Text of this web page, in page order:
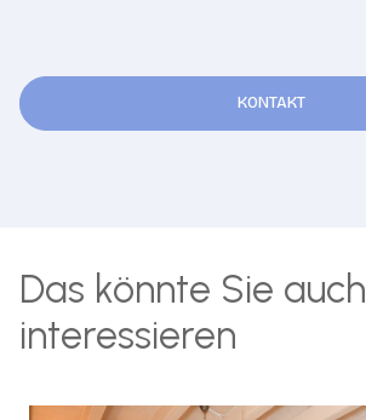
KONTAKT
Das könnte Sie auch
interessieren